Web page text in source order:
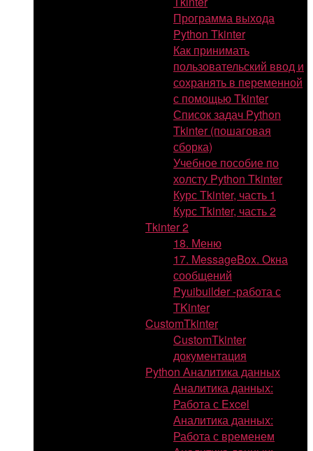
Программа выхода
Python Tkinter
Как принимать
пользовательский ввод и
сохранять в переменной
с помощью Tkinter
Список задач Python
Tkinter (пошаговая
сборка)
Учебное пособие по
холсту Python Tkinter
Курс Tkinter, часть 1
Курс Tkinter, часть 2
Tkinter 2
18. Меню
17. MessageBox. Окна
сообщений
Pyuibuilder -работа с
TKinter
CustomTkinter
CustomTkinter
документация
Python Аналитика данных
Аналитика данных:
Работа с Excel
Аналитика данных:
Работа с временем